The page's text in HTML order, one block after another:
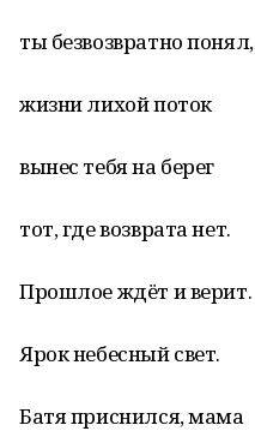
ты безвозвратно понял,
жизни лихой поток
вынес тебя на берег
тот, где возврата нет.
Прошлое ждёт и верит.
Ярок небесный свет.
Батя приснился, мама